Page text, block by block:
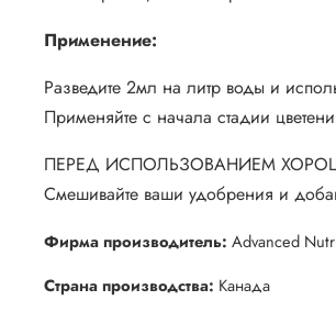
Применение:
Разведите 2мл на литр воды и
Применяйте с начала стадии
ПЕРЕД ИСПОЛЬЗОВАНИЕМ
Смешивайте ваши удобрения и
Фирма производитель: Advanced
Страна производства: Канада